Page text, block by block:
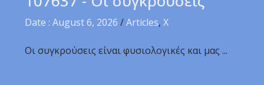
Date : August 6, 2026 /Articles, X
Οι συγκρούσεις είναι φυσιολογικές και μας ...